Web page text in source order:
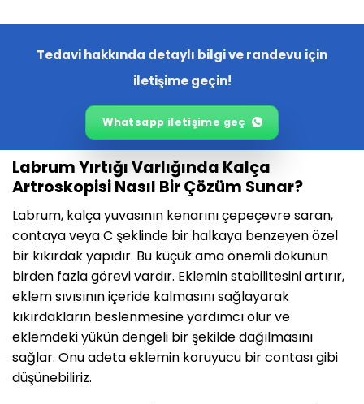
Tedavi hakkında detaylı bilgi ve randevu için
iletişime geçin!
Whatsapp iletişime geç
Labrum Yırtığı Varlığında Kalça
Artroskopisi Nasıl Bir Çözüm Sunar?
Labrum, kalça yuvasının kenarını çepeçevre saran,
contaya veya C şeklinde bir halkaya benzeyen özel
bir kıkırdak yapıdır. Bu küçük ama önemli dokunun
birden fazla görevi vardır. Eklemin stabilitesini artırır,
eklem sıvısının içeride kalmasını sağlayarak
kıkırdakların beslenmesine yardımcı olur ve
eklemdeki yükün dengeli bir şekilde dağılmasını
sağlar. Onu adeta eklemin koruyucu bir contası gibi
düşünebiliriz.